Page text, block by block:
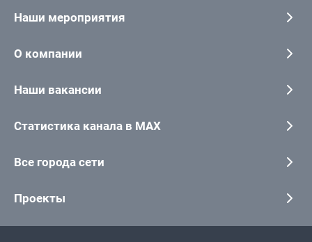
Наши мероприятия
О компании
Наши вакансии
Статистика канала в MAX
Все города сети
Проекты